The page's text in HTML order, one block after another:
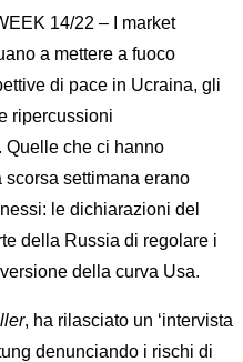
14/22 – I market
a mettere a fuoco
di pace in Ucraina, gli
ripercussioni
Quelle che ci hanno
settimana erano
le dichiarazioni del
della Russia di regolare i
della curva Usa.
, ha rilasciato un ‘intervista
denunciando i rischi di